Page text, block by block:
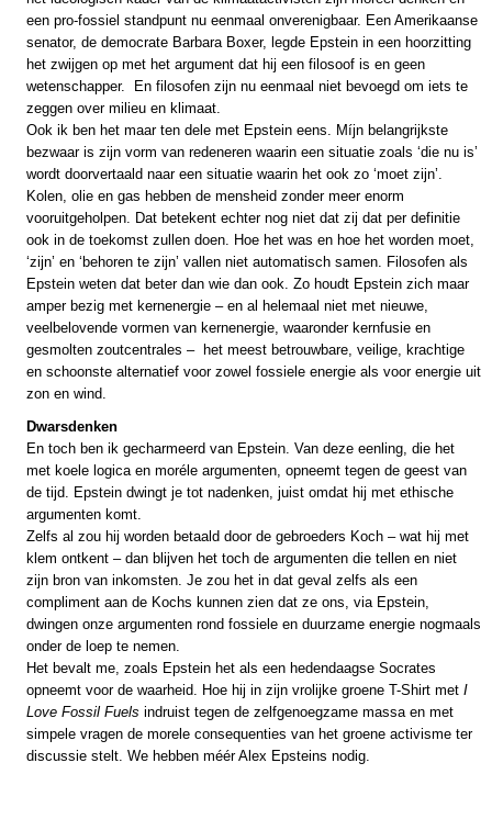
een pro-fossiel standpunt nu eenmaal onverenigbaar. Een Amerikaanse
senator, de democrate Barbara Boxer, legde Epstein in een hoorzitting
het zwijgen op met het argument dat hij een filosoof is en geen
wetenschapper. En filosofen zijn nu eenmaal niet bevoegd om iets te
zeggen over milieu en klimaat.
Ook ik ben het maar ten dele met Epstein eens. Míjn belangrijkste
bezwaar is zijn vorm van redeneren waarin een situatie zoals ‘die nu is’
wordt doorvertaald naar een situatie waarin het ook zo ‘moet zijn’.
Kolen, olie en gas hebben de mensheid zonder meer enorm
vooruitgeholpen. Dat betekent echter nog niet dat zij dat per definitie
ook in de toekomst zullen doen. Hoe het was en hoe het worden moet,
‘zijn’ en ‘behoren te zijn’ vallen niet automatisch samen. Filosofen als
Epstein weten dat beter dan wie dan ook. Zo houdt Epstein zich maar
amper bezig met kernenergie – en al helemaal niet met nieuwe,
veelbelovende vormen van kernenergie, waaronder kernfusie en
gesmolten zoutcentrales – het meest betrouwbare, veilige, krachtige
en schoonste alternatief voor zowel fossiele energie als voor energie uit
zon en wind.
Dwarsdenken
En toch ben ik gecharmeerd van Epstein. Van deze eenling, die het
met koele logica en moréle argumenten, opneemt tegen de geest van
de tijd. Epstein dwingt je tot nadenken, juist omdat hij met ethische
argumenten komt.
Zelfs al zou hij worden betaald door de gebroeders Koch – wat hij met
klem ontkent – dan blijven het toch de argumenten die tellen en niet
zijn bron van inkomsten. Je zou het in dat geval zelfs als een
compliment aan de Kochs kunnen zien dat ze ons, via Epstein,
dwingen onze argumenten rond fossiele en duurzame energie nogmaals
onder de loep te nemen.
Het bevalt me, zoals Epstein het als een hedendaagse Socrates
opneemt voor de waarheid. Hoe hij in zijn vrolijke groene T-Shirt met I
Love Fossil Fuels indruist tegen de zelfgenoegzame massa en met
simpele vragen de morele consequenties van het groene activisme ter
discussie stelt. We hebben méér Alex Epsteins nodig.